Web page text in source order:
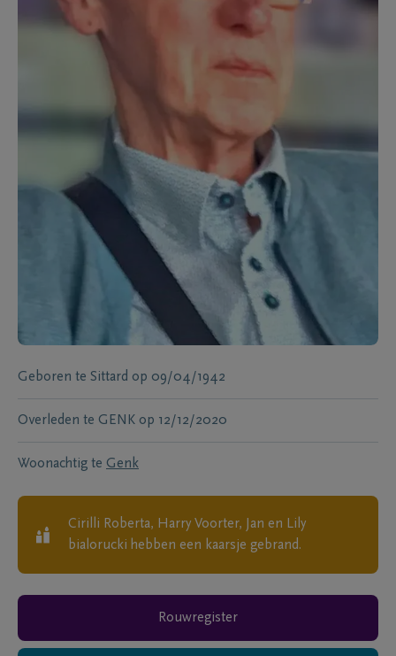
Geboren te Sittard op 09/04/1942
Overleden te GENK op 12/12/2020
Woonachtig te Genk
Cirilli Roberta, Harry Voorter, Jan en Lily
bialorucki hebben een kaarsje gebrand.
Rouwregister